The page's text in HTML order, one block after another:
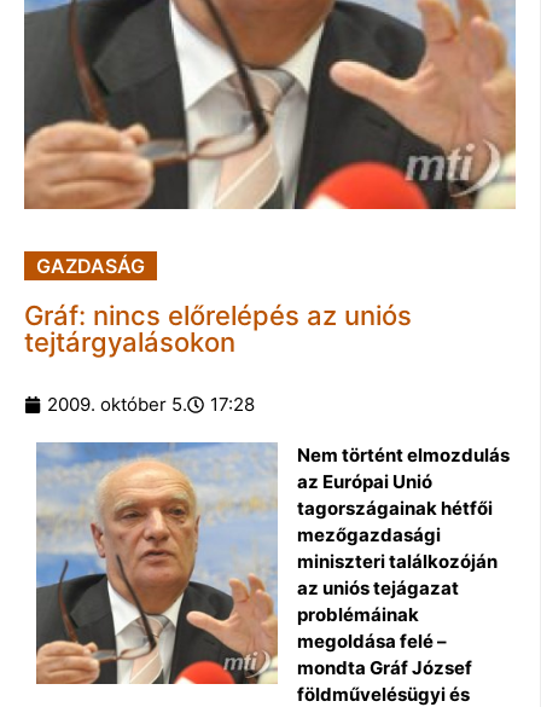
GAZDASÁG
Gráf: nincs előrelépés az uniós
tejtárgyalásokon
2009. október 5. 17:28
Nem történt elmozdulás
az Európai Unió
tagországainak hétfői
mezőgazdasági
miniszteri találkozóján
az uniós tejágazat
problémáinak
megoldása felé –
mondta Gráf József
földművelésügyi és